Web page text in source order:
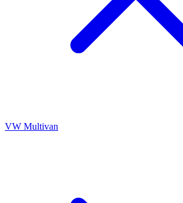
VW Multivan